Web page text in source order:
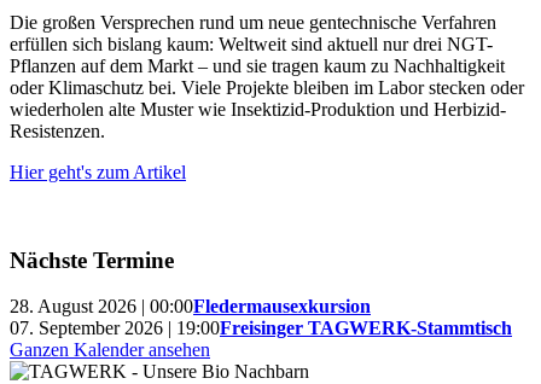
Die großen Versprechen rund um neue gentechnische Verfahren
erfüllen sich bislang kaum: Weltweit sind aktuell nur drei NGT-
Pflanzen auf dem Markt – und sie tragen kaum zu Nachhaltigkeit
oder Klimaschutz bei. Viele Projekte bleiben im Labor stecken oder
wiederholen alte Muster wie Insektizid-Produktion und Herbizid-
Resistenzen.
Hier geht's zum Artikel
Nächste Termine
28. August 2026 | 00:00Fledermausexkursion
07. September 2026 | 19:00Freisinger TAGWERK-Stammtisch
Ganzen Kalender ansehen